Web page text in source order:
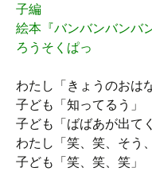
子編
絵本『バンバンバンバ
ろうそくぱっ
わたし「きょうのおは
子ども「知ってるう」
子ども「ばばあが出て
わたし「笑、笑、そう
子ども「笑、笑、笑」